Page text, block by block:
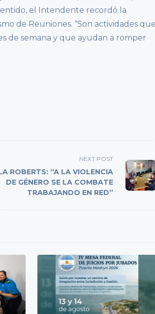
el Intendente recordó la
de Reuniones. “Son actividades
de semana y que ayudan a romper
NEXT POST
ROBERTS: “A LA VIOLENCIA
DE GÉNERO SE LA COMBATE
TRABAJANDO EN RED”